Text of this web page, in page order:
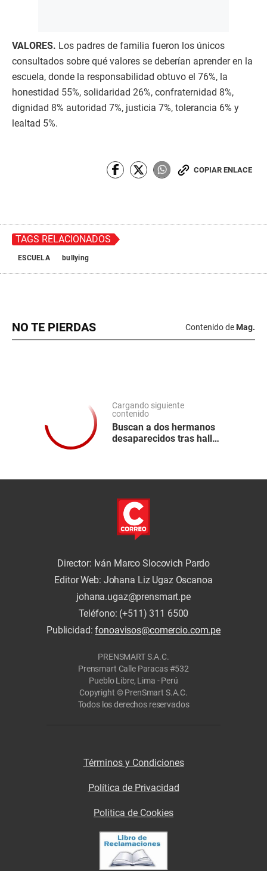
VALORES. Los padres de familia fueron los únicos
consultados sobre qué valores se deberían aprender en la
escuela, donde la responsabilidad obtuvo el 76%, la
honestidad 55%, solidaridad 26%, confraternidad 8%,
dignidad 8% autoridad 7%, justicia 7%, tolerancia 6% y
lealtad 5%.
COPIAR ENLACE
TAGS RELACIONADOS
ESCUELA bullying
NO TE PIERDAS Contenido de Mag.
Cargando siguiente
contenido
Buscan a dos hermanos
desaparecidos tras hallar
Director: Iván Marco Slocovich Pardo
Editor Web: Johana Liz Ugaz Oscanoa
johana.ugaz@prensmart.pe
Teléfono: (+511) 311 6500
Publicidad:fonoavisos@comercio.com.pe
PRENSMART S.A.C.
Prensmart Calle Paracas #532
Pueblo Libre, Lima - Perú
Copyright © PrenSmart S.A.C.
Todos los derechos reservados
Términos y Condiciones
Política de Privacidad
Politica de Cookies